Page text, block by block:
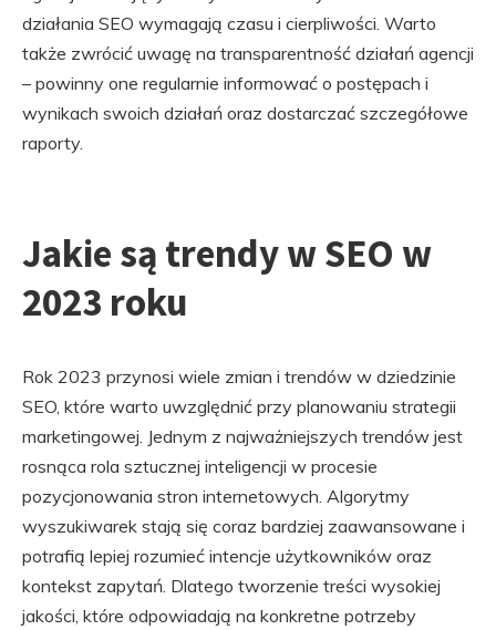
działania SEO wymagają czasu i cierpliwości. Warto
także zwrócić uwagę na transparentność działań agencji
– powinny one regularnie informować o postępach i
wynikach swoich działań oraz dostarczać szczegółowe
raporty.
Jakie są trendy w SEO w
2023 roku
Rok 2023 przynosi wiele zmian i trendów w dziedzinie
SEO, które warto uwzględnić przy planowaniu strategii
marketingowej. Jednym z najważniejszych trendów jest
rosnąca rola sztucznej inteligencji w procesie
pozycjonowania stron internetowych. Algorytmy
wyszukiwarek stają się coraz bardziej zaawansowane i
potrafią lepiej rozumieć intencje użytkowników oraz
kontekst zapytań. Dlatego tworzenie treści wysokiej
jakości, które odpowiadają na konkretne potrzeby